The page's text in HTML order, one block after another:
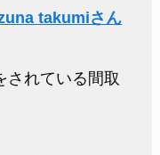
takumiさん
されている間取